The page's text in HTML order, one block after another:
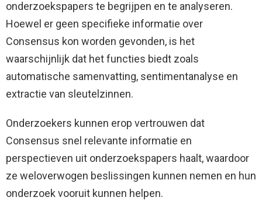
onderzoekspapers te begrijpen en te analyseren.
Hoewel er geen specifieke informatie over
Consensus kon worden gevonden, is het
waarschijnlijk dat het functies biedt zoals
automatische samenvatting, sentimentanalyse en
extractie van sleutelzinnen.
Onderzoekers kunnen erop vertrouwen dat
Consensus snel relevante informatie en
perspectieven uit onderzoekspapers haalt, waardoor
ze weloverwogen beslissingen kunnen nemen en hun
onderzoek vooruit kunnen helpen.